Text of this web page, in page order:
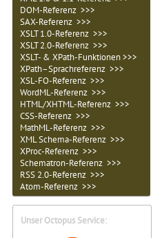
DOM-Referenz >>>
SAX-Referenz >>>
XSLT 1.0-Referenz >>>
XSLT 2.0-Referenz >>>
XSLT- & XPath-Funktionen >>>
XPath–Sprachreferenz >>>
XSL-FO-Referenz >>>
WordML-Referenz >>>
HTML/XHTML-Referenz >>>
CSS-Referenz >>>
MathML-Referenz >>>
XML Schema-Referenz >>>
XProc-Referenz >>>
Schematron-Referenz >>>
RSS 2.0-Referenz >>>
Atom-Referenz >>>
Unser Octopus Service: